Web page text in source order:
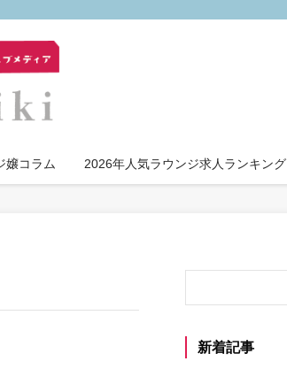
嬢コラム 2026年人気ラウンジ求人ランキング
新着記事